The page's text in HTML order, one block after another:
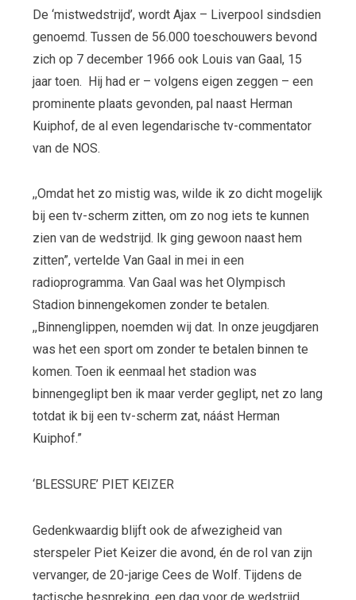
De ‘mistwedstrijd’, wordt Ajax – Liverpool sindsdien
genoemd. Tussen de 56.000 toeschouwers bevond
zich op 7 december 1966 ook Louis van Gaal, 15
jaar toen. Hij had er – volgens eigen zeggen – een
prominente plaats gevonden, pal naast Herman
Kuiphof, de al even legendarische tv-commentator
van de NOS.
,,Omdat het zo mistig was, wilde ik zo dicht mogelijk
bij een tv-scherm zitten, om zo nog iets te kunnen
zien van de wedstrijd. Ik ging gewoon naast hem
zitten”, vertelde Van Gaal in mei in een
radioprogramma. Van Gaal was het Olympisch
Stadion binnengekomen zonder te betalen.
,,Binnenglippen, noemden wij dat. In onze jeugdjaren
was het een sport om zonder te betalen binnen te
komen. Toen ik eenmaal het stadion was
binnengeglipt ben ik maar verder geglipt, net zo lang
totdat ik bij een tv-scherm zat, náást Herman
Kuiphof.”
‘BLESSURE’ PIET KEIZER
Gedenkwaardig blijft ook de afwezigheid van
sterspeler Piet Keizer die avond, én de rol van zijn
vervanger, de 20-jarige Cees de Wolf. Tijdens de